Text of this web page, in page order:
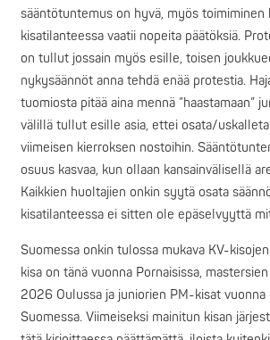
sääntötuntemus on hyvä, myös toimiminen
kisatilanteessa vaatii nopeita päätöksiä.
on tullut jossain myös esille, toisen
nykysäännöt anna tehdä enää protestia.
tuomiosta pitää aina mennä ”haastamaan”
välillä tullut esille asia, ettei osata/
viimeisen kierroksen nostoihin.
osuus kasvaa, kun ollaan kansainvälisellä
Kaikkien huoltajien onkin syytä osata
kisatilanteessa ei sitten ole epäselvyyttä
Suomessa onkin tulossa mukava KV-
kisa on tänä vuonna Pornaisissa,
2026 Oulussa ja juniorien PM-kisat
Suomessa. Viimeiseksi mainitun kisan